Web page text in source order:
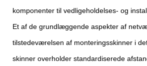
komponenter til vedligeholdelses- og
Et af de grundlæggende aspekter af
tilstedeværelsen af ​​monteringsskinner i
skinner overholder standardiserede